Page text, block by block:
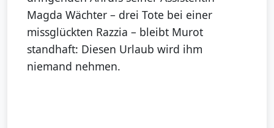
Magda Wächter – drei Tote bei einer
missglückten Razzia – bleibt Murot
standhaft: Diesen Urlaub wird ihm
niemand nehmen.